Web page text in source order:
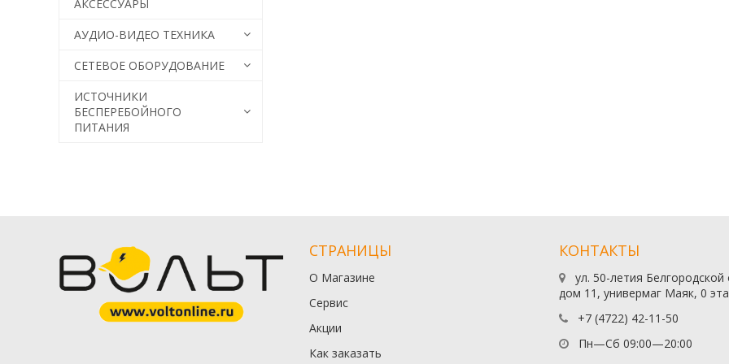
АКСЕССУАРЫ
АУДИО-ВИДЕО ТЕХНИКА
СЕТЕВОЕ ОБОРУДОВАНИЕ
ИСТОЧНИКИ
БЕСПЕРЕБОЙНОГО
ПИТАНИЯ
СТРАНИЦЫ
О Магазине
Сервис
Акции
Как заказать
КОНТАКТЫ
ул. 50-летия Белгородской
дом 11, универмаг Маяк, 0
+7 (4722) 42-11-50
Пн—Сб 09:00—20:00